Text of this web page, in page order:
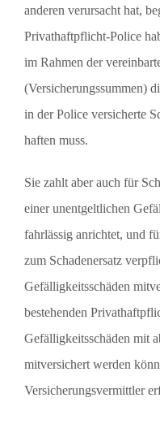
anderen verursacht hat,
Privathaftpflicht-Police
im Rahmen der
(Versicherungssummen)
in der Police versicherte
haften muss.
Sie zahlt aber auch für
einer unentgeltlichen
fahrlässig anrichtet, und
zum Schadenersatz
Gefälligkeitsschäden
bestehenden
Gefälligkeitsschäden mit
mitversichert werden
Versicherungsvermittler